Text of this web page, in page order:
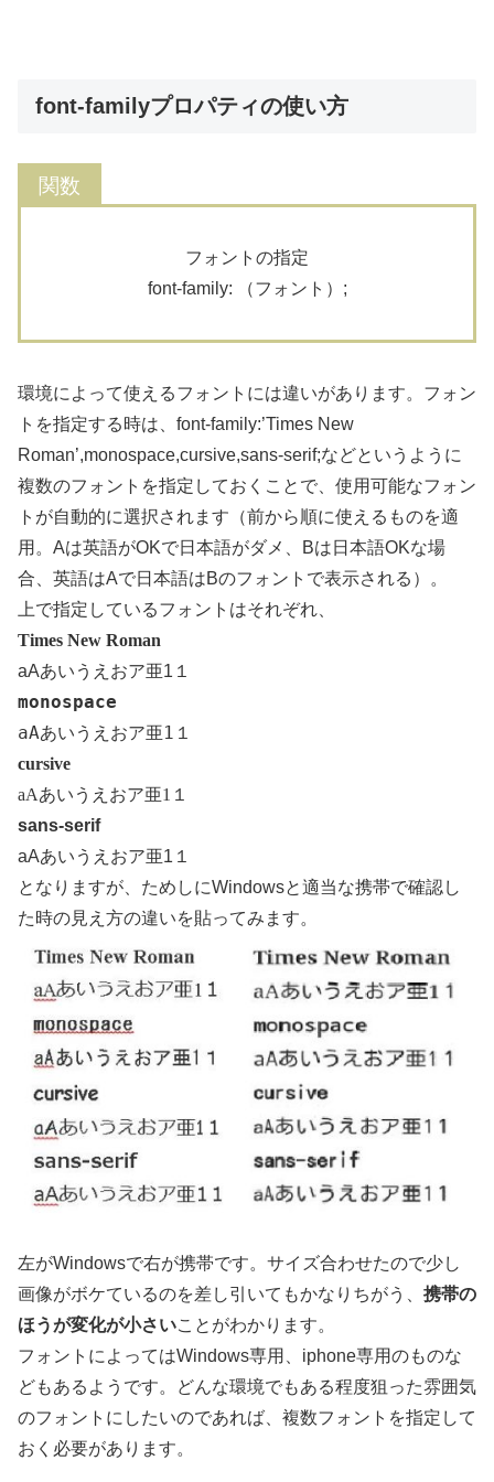
font-familyプロパティの使い方
フォントの指定
font-family: （フォント）;
環境によって使えるフォントには違いがあります。フォン
トを指定する時は、font-family:’Times New
Roman’,monospace,cursive,sans-serif;などというように
複数のフォントを指定しておくことで、使用可能なフォン
トが自動的に選択されます（前から順に使えるものを適
用。Aは英語がOKで日本語がダメ、Bは日本語OKな場
合、英語はAで日本語はBのフォントで表示される）。
上で指定しているフォントはそれぞれ、
Times New Roman
aAあいうえおア亜1１
monospace
aAあいうえおア亜1１
cursive
aAあいうえおア亜1１
sans-serif
aAあいうえおア亜1１
となりますが、ためしにWindowsと適当な携帯で確認し
た時の見え方の違いを貼ってみます。
左がWindowsで右が携帯です。サイズ合わせたので少し
画像がボケているのを差し引いてもかなりちがう、 携帯の
ほうが変化が小さいことがわかります。
フォントによってはWindows専用、iphone専用のものな
どもあるようです。どんな環境でもある程度狙った雰囲気
のフォントにしたいのであれば、複数フォントを指定して
おく必要があります。